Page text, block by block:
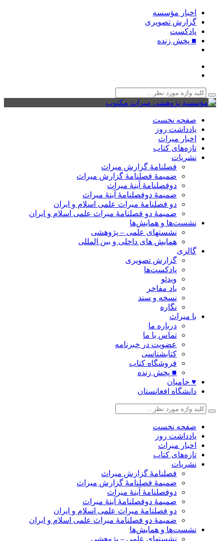
اخبار مؤسسه
گزارش تصویری
پادکست‌
■ پخش زنده
صفحه نخست
یادداشت روز
اخبار میراث
تازه‌های کتاب
نشریات
فصلنامۀ گزارش میراث
ضمیمۀ فصلنامۀ گزارش میراث
دوفصلنامۀ آینۀ میراث
ضمیمۀ دوفصلنامۀ آینۀ میراث
دو فصلنامۀ میراث علمی اسلام و ایران
ضمیمۀ دو فصلنامۀ میراث علمی اسلام و ایران
نشست‌ها و همایش‌ها
نشستهای علمی – پژوهشی
همایش های داخلی و بین المللی
گالری
گزارش تصویری
پادکست‌ها
ویدئو
یاد مفاخر
نسخه و سند
نگاره
با میراث
درباره ما
تماس با ما
عضویت در خبرنامه
کتابشناسی
فروشگاه کتاب
■ پخش زنده
♥ حامیان
دانشگاه افغانستان
صفحه نخست
یادداشت روز
اخبار میراث
تازه‌های کتاب
نشریات
فصلنامۀ گزارش میراث
ضمیمۀ فصلنامۀ گزارش میراث
دوفصلنامۀ آینۀ میراث
ضمیمۀ دوفصلنامۀ آینۀ میراث
دو فصلنامۀ میراث علمی اسلام و ایران
ضمیمۀ دو فصلنامۀ میراث علمی اسلام و ایران
نشست‌ها و همایش‌ها
نشستهای علمی – پژوهشی